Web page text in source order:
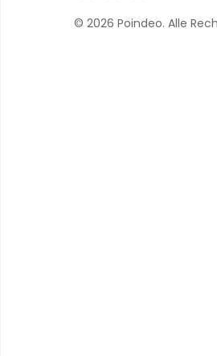
© 2026 Poindeo. Alle